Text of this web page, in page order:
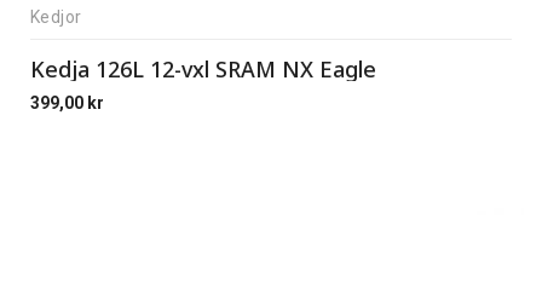
Kedjor
Kedja 126L 12-vxl SRAM NX Eagle
399,00 kr